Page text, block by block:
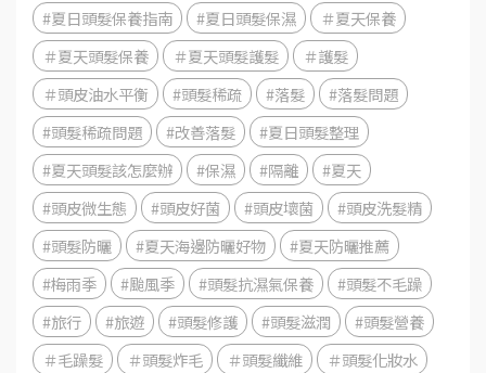
#夏日頭髮保養指南
#夏日頭髮保濕
＃夏天保養
＃夏天頭髮保養
＃夏天頭髮護髮
＃護髮
＃頭皮油水平衡
#頭髮稀疏 #落髮
#落髮問題
#頭髮稀疏問題
#改善落髮
#夏日頭髮整理
#夏天頭髮該怎麼辦
#保濕 #隔離
#夏天
#頭皮微生態
#頭皮好菌 #頭皮壞菌
#頭皮洗髮精
#頭髮防曬
#夏天海邊防曬好物
#夏天防曬推薦
#梅雨季
#颱風季 #頭髮抗濕氣保養
#頭髮不毛躁
#旅行
#旅遊 #頭髮修護 #頭髮滋潤
#頭髮營養
＃毛躁髮
＃頭髮炸毛 ＃頭髮纖維
＃頭髮化妝水